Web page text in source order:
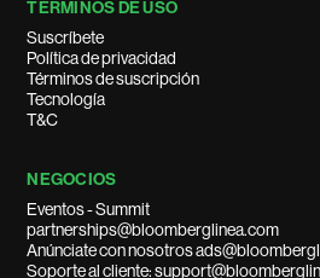
TÉRMINOS DE USO
Suscríbete
Política de privacidad
Términos de suscripción
Tecnología
T&C
NEGOCIOS
Eventos - Summit
partnerships@bloomberglinea.com
Anúnciate con nosotros
Soporte al cliente: